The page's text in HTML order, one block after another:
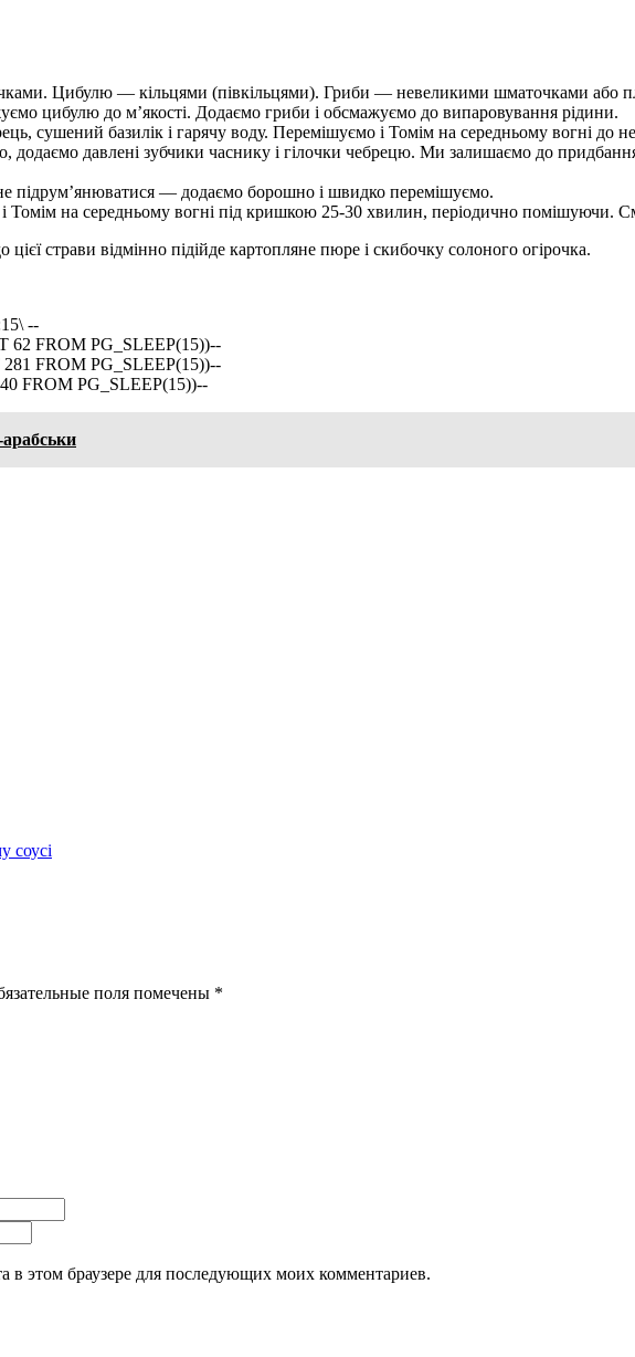
Цибулю — кільцями (півкільцями). Гриби — невеликими шматочками або
цибулю до м’якості. Додаємо гриби і обсмажуємо до випаровування рідини.
сушений базилік і гарячу воду. Перемішуємо і Томім на середньому вогні до
додаємо давлені зубчики часнику і гілочки чебрецю. Ми залишаємо до
підрум’янюватися — додаємо борошно і швидко перемішуємо.
Томім на середньому вогні під кришкою 25-30 хвилин, періодично помішуючи.
цієї страви відмінно підійде картопляне пюре і скибочку солоного огірочка.
--
62 FROM PG_SLEEP(15))--
FROM PG_SLEEP(15))--
FROM PG_SLEEP(15))--
соусі
поля помечены *
в этом браузере для последующих моих комментариев.